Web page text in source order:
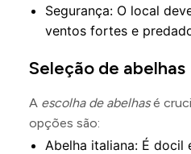
Segurança: O local
ventos fortes e
Seleção de abelhas
A escolha de abelhasé
opções são:
Abelha italiana: É docil